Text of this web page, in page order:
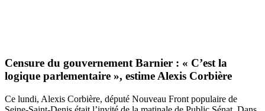
Censure du gouvernement Barnier : « C’est la
logique parlementaire », estime Alexis Corbière
Ce lundi, Alexis Corbière, député Nouveau Front populaire de